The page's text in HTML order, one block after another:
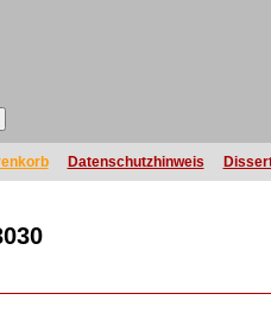
Datenschutzhinweis